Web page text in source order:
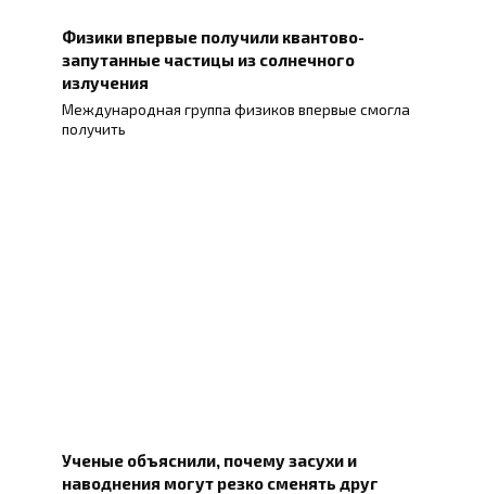
Физики впервые получили квантово-
запутанные частицы из солнечного
излучения
Международная группа физиков впервые смогла
получить
Ученые объяснили, почему засухи и
наводнения могут резко сменять друг